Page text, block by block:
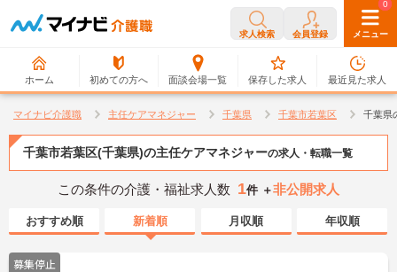
求人検索 会員登録 メニュー
ホーム 初めての方へ 面談会場一覧
0
保存した求人
0
最近見た求人
マイナビ介護職 主任ケアマネジャー 千葉県 千葉市若葉区 千葉県
千葉市若葉区(千葉県)の主任ケアマネジャーの求人・転職一覧
この条件の介護・福祉求人数 1件 ＋非公開求人
おすすめ順 新着順 月収順 年収順
募集停止